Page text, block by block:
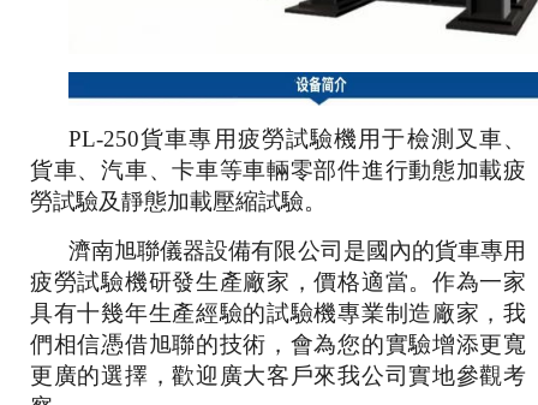
PL-250貨車專用疲勞試驗機用于檢測叉車、
貨車、汽車、卡車等車輛零部件進行動態加載疲
勞試驗及靜態加載壓縮試驗。
濟南旭聯儀器設備有限公司是國內的貨車專用
疲勞試驗機研發生產廠家，價格適當。 作為一家
具有十幾年生產經驗的試驗機專業制造廠家，我
們相信憑借旭聯的技術，會為您的實驗增添更寬
更廣的選擇，歡迎廣大客戶來我公司實地參觀考